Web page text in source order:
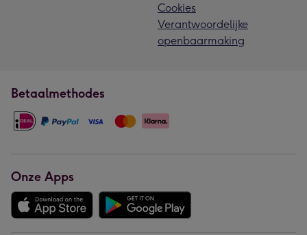
Cookies
Verantwoordelijke
openbaarmaking
Betaalmethodes
Onze Apps